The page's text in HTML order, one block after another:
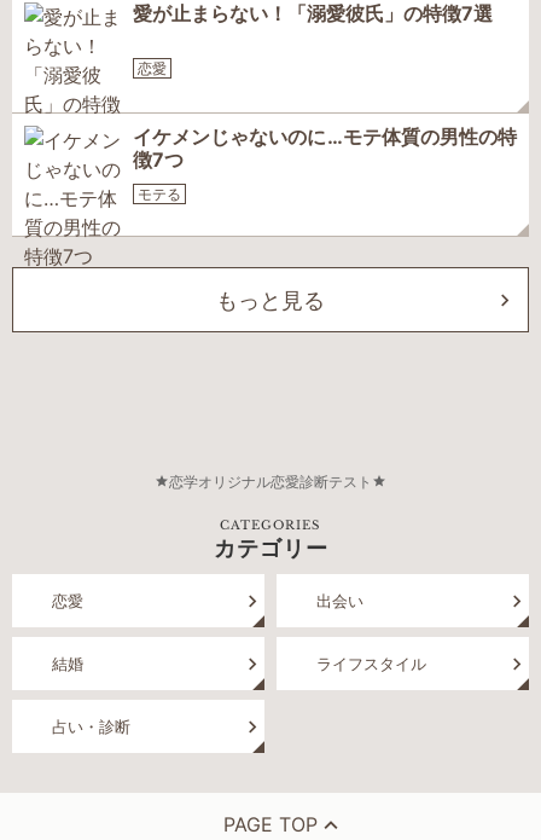
愛が止まらない！「溺愛彼氏」の特徴7選
恋愛
イケメンじゃないのに…モテ体質の男性の特
徴7つ
モテる
もっと見る
恋学オリジナル恋愛診断テスト
CATEGORIES
カテゴリー
恋愛 出会い
結婚 ライフスタイル
占い・診断
PAGE TOP